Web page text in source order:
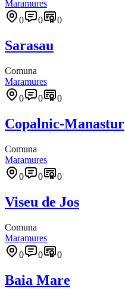
Maramures
0
0 0
Sarasau
Comuna
Maramures
0
0 0
Copalnic-Manastur
Comuna
Maramures
0
0 0
Viseu de Jos
Comuna
Maramures
0
0 0
Baia Mare